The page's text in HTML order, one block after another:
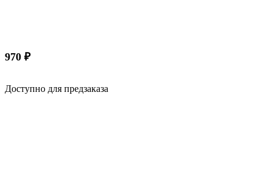
970 ₽
Доступно для предзаказа